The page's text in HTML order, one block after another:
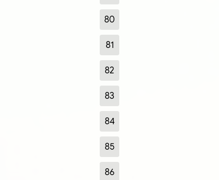
80
81
82
83
84
85
86